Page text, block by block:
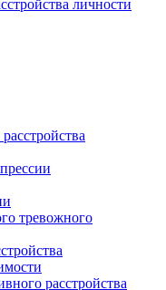
личности
тревожного
расстройства